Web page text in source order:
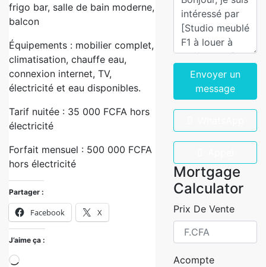
frigo bar, salle de bain moderne,
balcon
Équipements : mobilier complet,
climatisation, chauffe eau,
connexion internet, TV,
électricité et eau disponibles.
Tarif nuitée : 35 000 FCFA hors
électricité
Forfait mensuel : 500 000 FCFA
hors électricité
Partager :
Facebook X
J’aime ça :
Envoyer un
message
Mortgage
Calculator
Prix De Vente
Acompte